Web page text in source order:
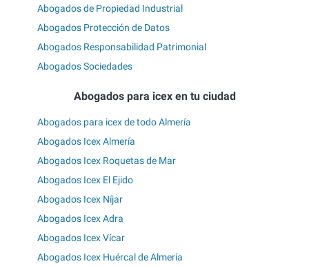
Abogados de Propiedad Industrial
Abogados Protección de Datos
Abogados Responsabilidad Patrimonial
Abogados Sociedades
Abogados para icex en tu ciudad
Abogados para icex de todo Almería
Abogados Icex Almería
Abogados Icex Roquetas de Mar
Abogados Icex El Ejido
Abogados Icex Níjar
Abogados Icex Adra
Abogados Icex Vícar
Abogados Icex Huércal de Almería